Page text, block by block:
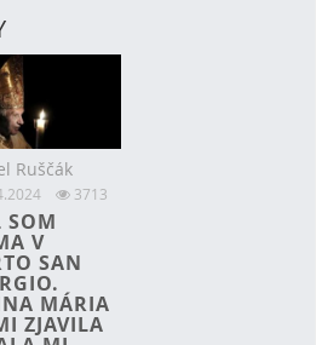
Ruščák
3713
SOM
V
SAN
MÁRIA
ZJAVILA